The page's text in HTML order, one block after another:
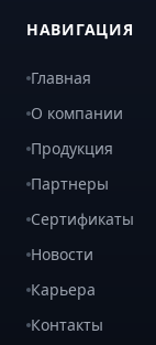
НАВИГАЦИЯ
Главная
О компании
Продукция
Партнеры
Сертификаты
Новости
Карьера
Контакты